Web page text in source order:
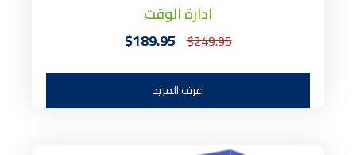
ادارة الوقت
$249.95
$189.95
اعرف المزيد